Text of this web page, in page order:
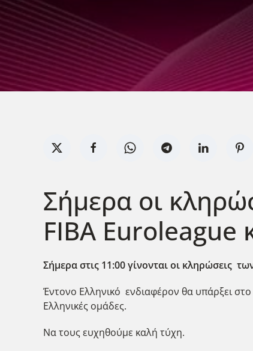
Σήμερα οι
FIBA Euroleague
Σήμερα στις 11:00 γίνονται οι κληρώσεις
Έντονο Ελληνικό ενδιαφέρον θα υπάρξει
Ελληνικές ομάδες.
Να τους ευχηθούμε καλή τύχη.